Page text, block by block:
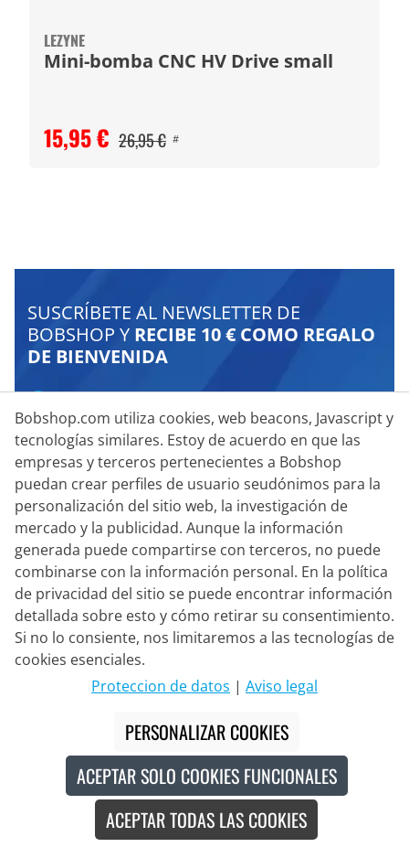
LEZYNE
Mini-bomba CNC HV Drive small
15,95 € 26,95 € #
SUSCRÍBETE AL NEWSLETTER DE
BOBSHOP Y RECIBE 10 € COMO REGALO
DE BIENVENIDA
Promociones personalizadas
Vales exclusivos para suscriptores
No vuelvas a perderte ninguna promoción
acuerdo con nuestrainformación de protección de datos
Servicio
Bobshop.com utiliza cookies, web beacons, Javascript y
tecnologías similares. Estoy de acuerdo en que las
empresas y terceros pertenecientes a Bobshop
puedan crear perfiles de usuario seudónimos para la
personalización del sitio web, la investigación de
mercado y la publicidad. Aunque la información
generada puede compartirse con terceros, no puede
combinarse con la información personal. En la política
de privacidad del sitio se puede encontrar información
detallada sobre esto y cómo retirar su consentimiento.
Si no lo consiente, nos limitaremos a las tecnologías de
cookies esenciales.
Proteccion de datos | Aviso legal
PERSONALIZAR COOKIES
ACEPTAR SOLO COOKIES FUNCIONALES
ACEPTAR TODAS LAS COOKIES